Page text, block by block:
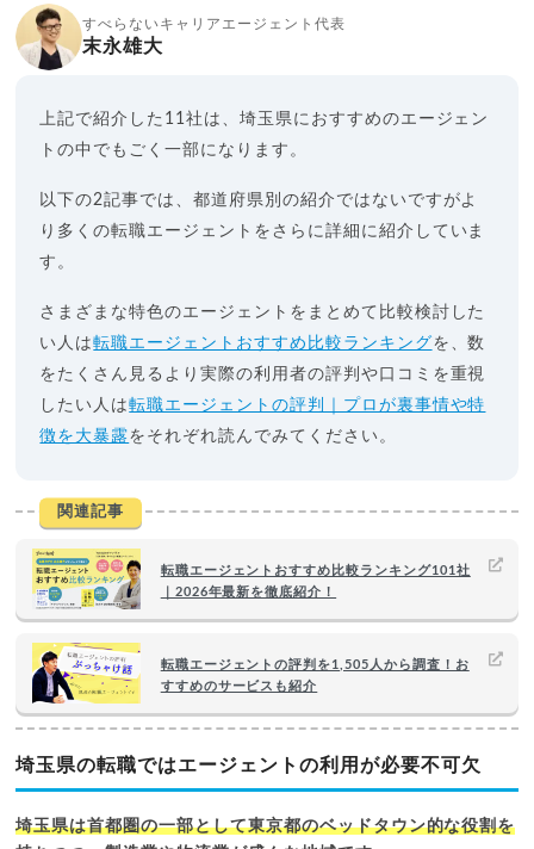
すべらないキャリアエージェント代表
末永雄大
上記で紹介した11社は、埼玉県におすすめのエージェン
トの中でもごく一部になります。
以下の2記事では、都道府県別の紹介ではないですがよ
り多くの転職エージェントをさらに詳細に紹介していま
す。
さまざまな特色のエージェントをまとめて比較検討した
い人は転職エージェントおすすめ比較ランキングを、数
をたくさん見るより実際の利用者の評判や口コミを重視
したい人は転職エージェントの評判｜プロが裏事情や特
徴を大暴露をそれぞれ読んでみてください。
関連記事
転職エージェントおすすめ比較ランキング101社
｜2026年最新を徹底紹介！
転職エージェントの評判を1,505人から調査！お
すすめのサービスも紹介
埼玉県の転職ではエージェントの利用が必要不可欠
埼玉県は首都圏の一部として東京都のベッドタウン的な役割を